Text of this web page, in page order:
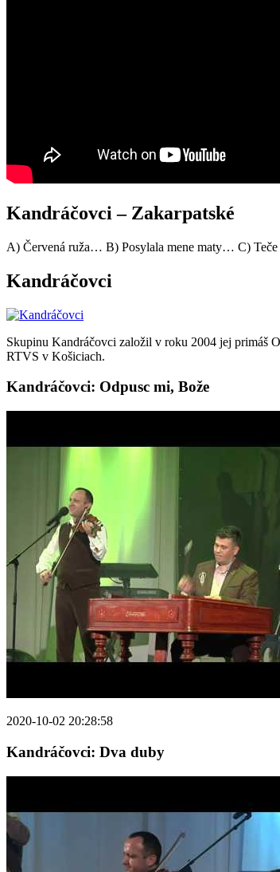
Kandráčovci – Zakarpatské
A) Červená ruža… B) Posylala mene maty… C)
Kandráčovci
Skupinu Kandráčovci založil v roku 2004 jej primáš
RTVS v Košiciach.
Kandráčovci: Odpusc mi, Bože
2020-10-02 20:28:58
Kandráčovci: Dva duby